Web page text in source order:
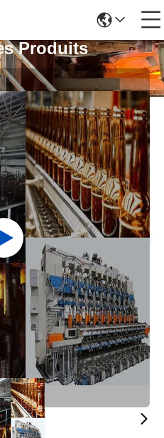
Produits